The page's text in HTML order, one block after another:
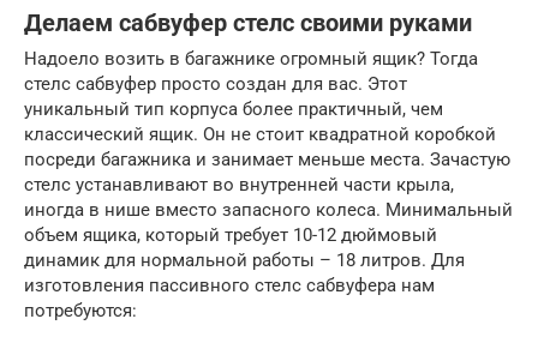
Делаем сабвуфер стелс своими руками
Надоело возить в багажнике огромный ящик? Тогда
стелс сабвуфер просто создан для вас. Этот
уникальный тип корпуса более практичный, чем
классический ящик. Он не стоит квадратной коробкой
посреди багажника и занимает меньше места. Зачастую
стелс устанавливают во внутренней части крыла,
иногда в нише вместо запасного колеса. Минимальный
объем ящика, который требует 10-12 дюймовый
динамик для нормальной работы – 18 литров. Для
изготовления пассивного стелс сабвуфера нам
потребуются: